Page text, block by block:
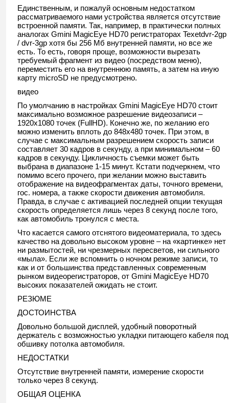
Единственным, и пожалуй основным недостатком
рассматриваемого нами устройства является отсутствие
встроенной памяти. Так, например, в практически полных
аналогах Gmini MagicEye HD70 регистраторах Texetdvr-2gp
/ dvr-3gp хотя бы 256 Мб внутренней памяти, но все же
есть. То есть, говоря проще, возможности вырезать
требуемый фрагмент из видео (посредством меню),
переместить его на внутреннюю память, а затем на иную
карту microSD не предусмотрено.
видео
По умолчанию в настройках Gmini MagicEye HD70 стоит
максимально возможное разрешение видеозаписи –
1920х1080 точек (FullHD). Конечно же, по желанию его
можно изменить вплоть до 848x480 точек. При этом, в
случае с максимальным разрешением скорость записи
составляет 30 кадров в секунду, а при минимальном – 60
кадров в секунду. Цикличность съемки может быть
выбрана в диапазоне 1-15 минут. Кстати подчеркнем, что
помимо всего прочего, при желании можно выставить
отображение на видеофрагментах даты, точного времени,
гос. номера, а также скорости движения автомобиля.
Правда, в случае с активацией последней опции текущая
скорость определяется лишь через 8 секунд после того,
как автомобиль тронулся с места.
Что касается самого отснятого видеоматериала, то здесь
качество на довольно высоком уровне – на «картинке» нет
ни размытостей, ни чрезмерных пересветов, ни сильного
«мыла». Если же вспомнить о ночном режиме записи, то
как и от большинства представленных современным
рынком видеорегистраторов, от Gmini MagicEye HD70
высоких показателей ожидать не стоит.
РЕЗЮМЕ
ДОСТОИНСТВА
Довольно большой дисплей, удобный поворотный
держатель с возможностью укладки питающего кабеля под
обшивку потолка автомобиля.
НЕДОСТАТКИ
Отсутствие внутренней памяти, измерение скорости
только через 8 секунд.
ОБЩАЯ ОЦЕНКА